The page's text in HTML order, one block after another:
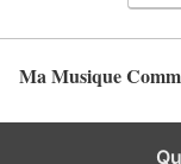
Ma Musique